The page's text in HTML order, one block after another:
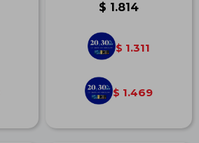
$ 1.814
$ 1.311
$ 1.469